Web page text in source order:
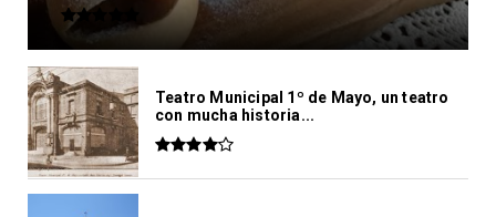
Teatro Municipal 1º de Mayo, un teatro
con mucha historia...